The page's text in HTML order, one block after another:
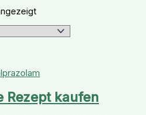
Rezept kaufen